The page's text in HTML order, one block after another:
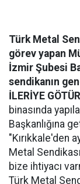
Türk Metal
görev yapan
İzmir Şubesi
sendikanın
İLERİYE
binasında
Başkanlığına
"Kırıkkale'den
Metal
bize ihtiyacı
Türk Metal